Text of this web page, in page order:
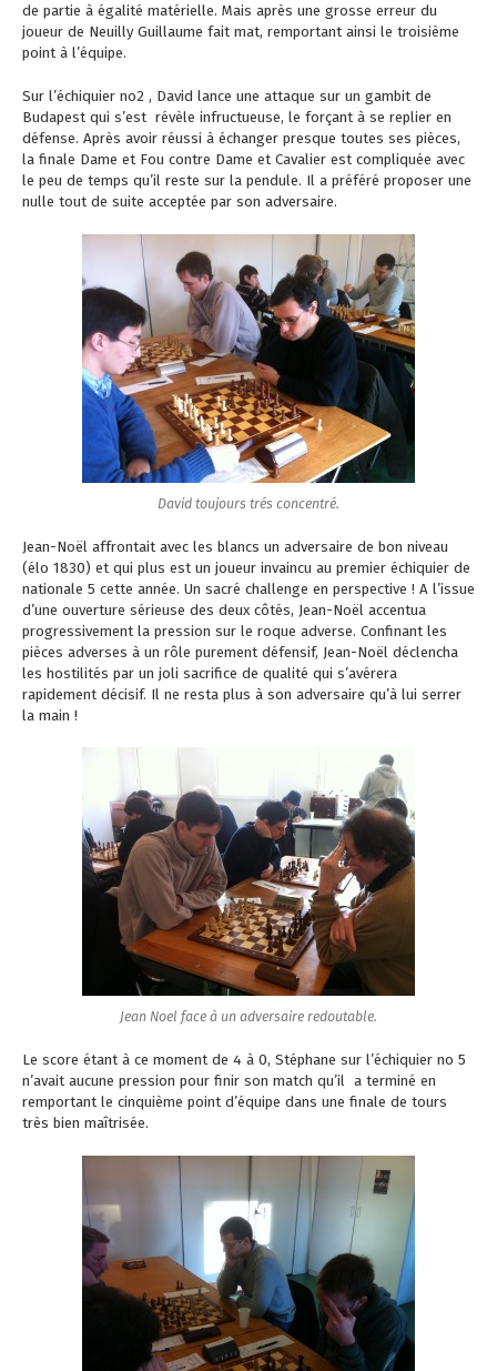
de partie à égalité matérielle. Mais après une grosse erreur du
joueur de Neuilly Guillaume fait mat, remportant ainsi le troisième
point à l’équipe.
Sur l’échiquier no2 , David lance une attaque sur un gambit de
Budapest qui s’est révèle infructueuse, le forçant à se replier en
défense. Après avoir réussi à échanger presque toutes ses pièces,
la finale Dame et Fou contre Dame et Cavalier est compliquée avec
le peu de temps qu’il reste sur la pendule. Il a préféré proposer une
nulle tout de suite acceptée par son adversaire.
David toujours trés concentré.
Jean-Noël affrontait avec les blancs un adversaire de bon niveau
(élo 1830) et qui plus est un joueur invaincu au premier échiquier de
nationale 5 cette année. Un sacré challenge en perspective ! A l’issue
d’une ouverture sérieuse des deux côtés, Jean-Noël accentua
progressivement la pression sur le roque adverse. Confinant les
pièces adverses à un rôle purement défensif, Jean-Noël déclencha
les hostilités par un joli sacrifice de qualité qui s’avérera
rapidement décisif. Il ne resta plus à son adversaire qu’à lui serrer
la main !
Jean Noel face à un adversaire redoutable.
Le score étant à ce moment de 4 à 0, Stéphane sur l’échiquier no 5
n’avait aucune pression pour finir son match qu’il a terminé en
remportant le cinquième point d’équipe dans une finale de tours
très bien maîtrisée.